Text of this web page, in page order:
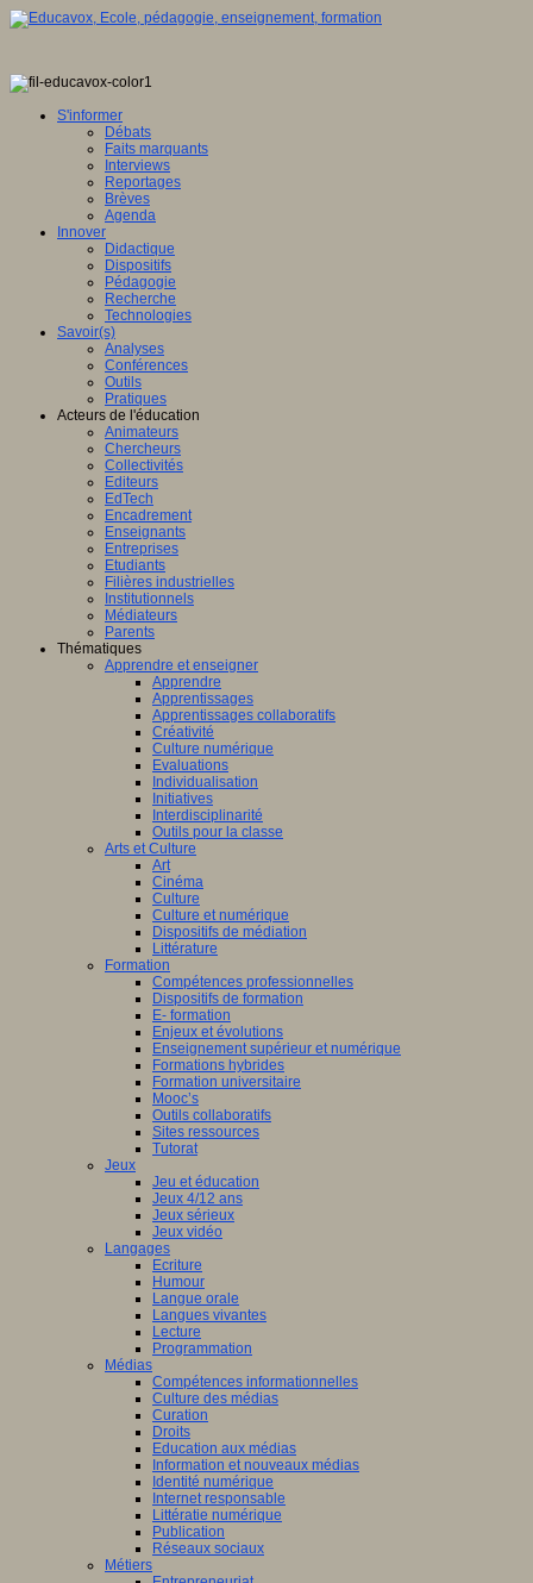
S'informer
Débats
Faits marquants
Interviews
Reportages
Brèves
Agenda
Innover
Didactique
Dispositifs
Pédagogie
Recherche
Technologies
Savoir(s)
Analyses
Conférences
Outils
Pratiques
Acteurs de l'éducation
Animateurs
Chercheurs
Collectivités
Editeurs
EdTech
Encadrement
Enseignants
Entreprises
Etudiants
Filières industrielles
Institutionnels
Médiateurs
Parents
Thématiques
Apprendre et enseigner
Apprendre
Apprentissages
Apprentissages collaboratifs
Créativité
Culture numérique
Evaluations
Individualisation
Initiatives
Interdisciplinarité
Outils pour la classe
Arts et Culture
Art
Cinéma
Culture
Culture et numérique
Dispositifs de médiation
Littérature
Formation
Compétences professionnelles
Dispositifs de formation
E- formation
Enjeux et évolutions
Enseignement supérieur et numérique
Formations hybrides
Formation universitaire
Mooc’s
Outils collaboratifs
Sites ressources
Tutorat
Jeux
Jeu et éducation
Jeux 4/12 ans
Jeux sérieux
Jeux vidéo
Langages
Ecriture
Humour
Langue orale
Langues vivantes
Lecture
Programmation
Médias
Compétences informationnelles
Culture des médias
Curation
Droits
Education aux médias
Information et nouveaux médias
Identité numérique
Internet responsable
Littératie numérique
Publication
Réseaux sociaux
Métiers